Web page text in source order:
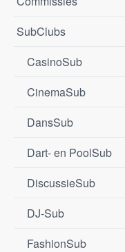
SubClubs
CasinoSub
CinemaSub
DansSub
Dart- en PoolSub
DiscussieSub
DJ-Sub
FashionSub